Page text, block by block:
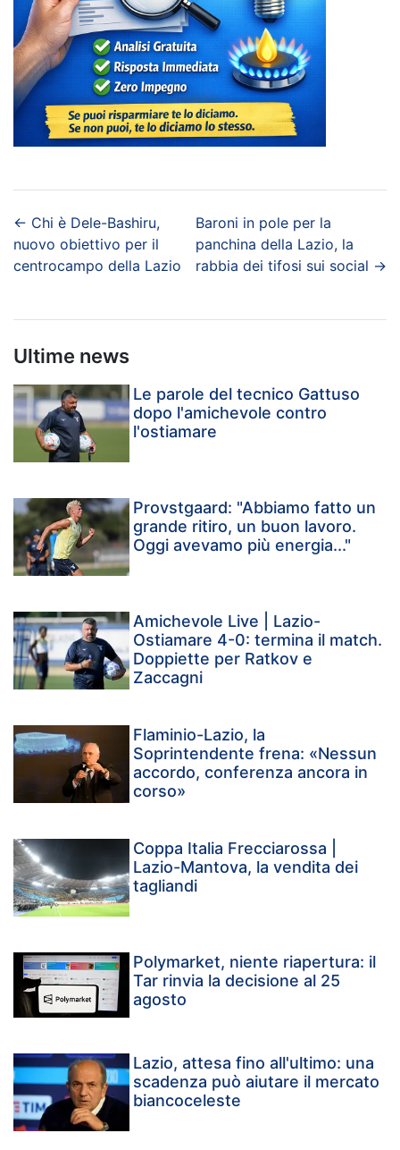
← Chi è Dele-Bashiru,
nuovo obiettivo per il
centrocampo della Lazio
Baroni in pole per la
panchina della Lazio, la
rabbia dei tifosi sui social →
Ultime news
Le parole del tecnico Gattuso
dopo l'amichevole contro
l'ostiamare
Provstgaard: "Abbiamo fatto un
grande ritiro, un buon lavoro.
Oggi avevamo più energia..."
Amichevole Live | Lazio-
Ostiamare 4-0: termina il match.
Doppiette per Ratkov e
Zaccagni
Flaminio-Lazio, la
Soprintendente frena: «Nessun
accordo, conferenza ancora in
corso»
Coppa Italia Frecciarossa |
Lazio-Mantova, la vendita dei
tagliandi
Polymarket, niente riapertura: il
Tar rinvia la decisione al 25
agosto
Lazio, attesa fino all'ultimo: una
scadenza può aiutare il mercato
biancoceleste